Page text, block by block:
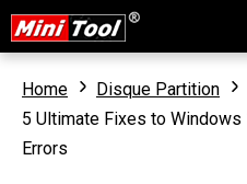
Home
Disque Partition
5 Ultimate Fixes to
Errors